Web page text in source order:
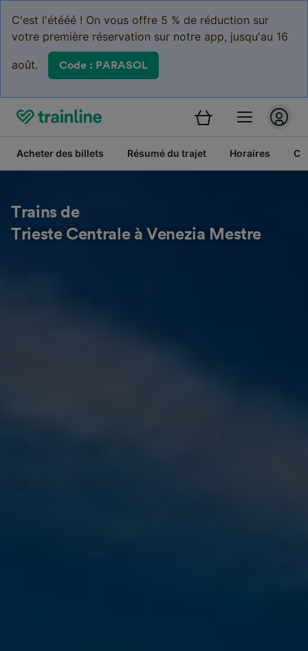
C'est l'étééé ! On vous offre 5 % de réduction sur
votre première réservation sur notre app, jusqu'au 16
août. Code : PARASOL
Acheter des billets Résumé du trajet Horaires
Trains de
Trieste Centrale à Venezia Mestre